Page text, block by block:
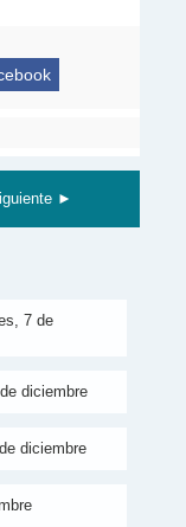
►
7 de
diciembre
diciembre